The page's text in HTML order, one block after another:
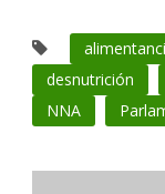
desnutrición
NNA